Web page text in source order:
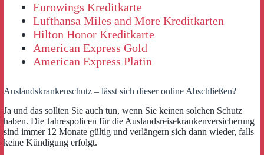
Eurowings Kreditkarte
Lufthansa Miles and More Kreditkarten
Hilton Honor Kreditkarte
American Express Gold
American Express Platin
Auslandskrankenschutz – lässt sich dieser online Abschließen?
Ja und das sollten Sie auch tun, wenn Sie keinen solchen Schutz
haben. Die Jahrespolicen für die Auslandsreisekrankenversicherung
sind immer 12 Monate gültig und verlängern sich dann wieder, falls
keine Kündigung erfolgt.